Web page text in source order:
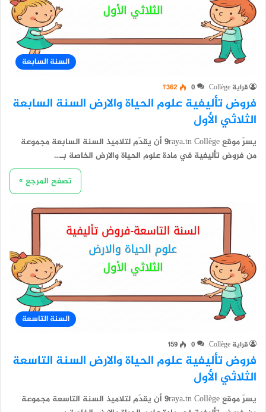
السنة السابعة
قراية Collège 0 1٬362
فروض تأليفية علوم الحياة والارض السنة السابعة
الثلاثي الأول
يسرّ موقع 9raya.tn Collège أن يقدّم لتلاميذ السنة السابعة مجموعة
من فروض تأليفية في مادة علوم الحياة والارض الخاصة بـ…
تصفح المرجع »
السنة التاسعة
قراية Collège 0
159
فروض تأليفية علوم الحياة والارض السنة التاسعة
الثلاثي الأول
يسرّ موقع 9raya.tn Collège أن يقدّم لتلاميذ السنة التاسعة مجموعة